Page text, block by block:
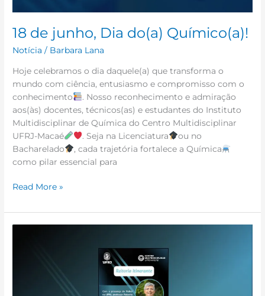
18 de junho, Dia do(a) Químico(a)!
Notícia / Barbara Lana
Hoje celebramos o dia daquele(a) que transforma o
mundo com ciência, entusiasmo e compromisso com o
conhecimento
. Nosso reconhecimento e admiração
aos(às) docentes, técnicos(as) e estudantes do Instituto
Multidisciplinar de Química do Centro Multidisciplinar
UFRJ-Macaé
. Seja na Licenciatura
ou no
Bacharelado
, cada trajetória fortalece a Química
como pilar essencial para
Read More »